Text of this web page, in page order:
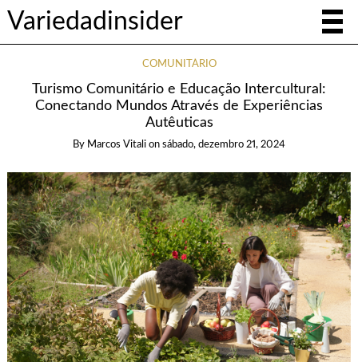
Variedadinsider
COMUNITÁRIO
Turismo Comunitário e Educação Intercultural:
Conectando Mundos Através de Experiências
Autêuticas
By Marcos Vitali on sábado, dezembro 21, 2024